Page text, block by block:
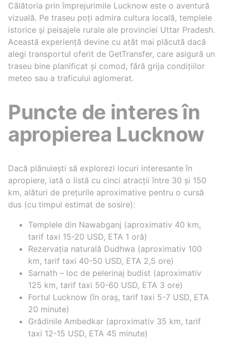
Călătoria prin împrejurimile Lucknow este o aventură
vizuală. Pe traseu poți admira cultura locală, templele
istorice și peisajele rurale ale provinciei Uttar Pradesh.
Această experiență devine cu atât mai plăcută dacă
alegi transportul oferit de GetTransfer, care asigură un
traseu bine planificat și comod, fără grija condițiilor
meteo sau a traficului aglomerat.
Puncte de interes în
apropierea Lucknow
Dacă plănuiești să explorezi locuri interesante în
apropiere, iată o listă cu cinci atracții între 30 și 150
km, alături de prețurile aproximative pentru o cursă
dus (cu timpul estimat de sosire):
Templele din Nawabganj (aproximativ 40 km,
tarif taxi 15-20 USD, ETA 1 oră)
Rezervația naturală Dudhwa (aproximativ 100
km, tarif taxi 40-50 USD, ETA 2,5 ore)
Sarnath – loc de pelerinaj budist (aproximativ
125 km, tarif taxi 50-60 USD, ETA 3 ore)
Fortul Lucknow (în oraș, tarif taxi 5-7 USD, ETA
20 minute)
Grădinile Ambedkar (aproximativ 35 km, tarif
taxi 12-15 USD, ETA 45 minute)